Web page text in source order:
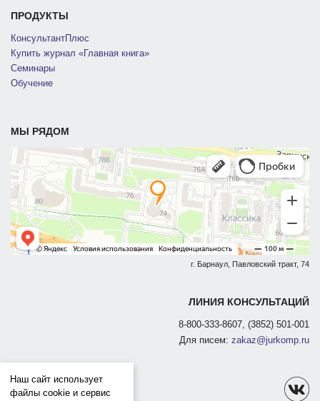
ПРОДУКТЫ
КонсультантПлюс
Купить журнал «Главная книга»
Семинары
Обучение
МЫ РЯДОМ
г. Барнаул, Павловский тракт, 74
ЛИНИЯ КОНСУЛЬТАЦИЙ
8-800-333-8607, (3852) 501-001
Для писем: zakaz@jurkomp.ru
Наш сайт использует
файлы cookie и сервис